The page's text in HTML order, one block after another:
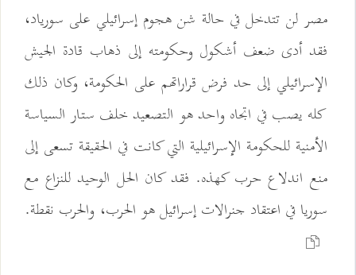
مصر لن تتدخل في حالة شن هجوم إسرائيلي على سورياد،
فقد أدى ضعف أشكول وحكومته إلى ذهاب قادة الجيش
الإسرائيلي إلى حد فرض قراراتهم على الحكومة، وكان ذلك
كله يصب في اتجاه واحد هو التصعيد خلف ستار السياسة
الأمنية للحكومة الإسرائيلية التي كانت في الحقيقة تسعى إلى
منع اندلاع حرب كهذه. فقد كان الحل الوحيد للنزاع مع
سوريا في اعتقاد جنرالات إسرائيل هو الحرب، والحرب نقطة.